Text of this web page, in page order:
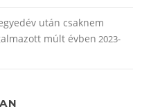
után csaknem
múlt évben 2023-